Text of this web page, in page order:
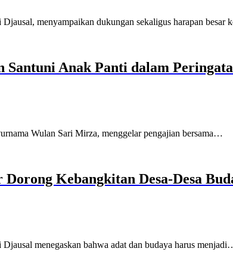
menyampaikan dukungan sekaligus harapan besar
Anak Panti dalam
Wulan Sari Mirza, menggelar pengajian bersama…
Kebangkitan Desa-Desa
menegaskan bahwa adat dan budaya harus